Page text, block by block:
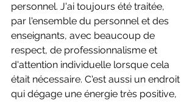
personnel. J'ai toujours été traitée,
par l'ensemble du personnel et des
enseignants, avec beaucoup de
respect, de professionnalisme et
d'attention individuelle lorsque cela
était nécessaire. C'est aussi un endroit
qui dégage une énergie très positive,